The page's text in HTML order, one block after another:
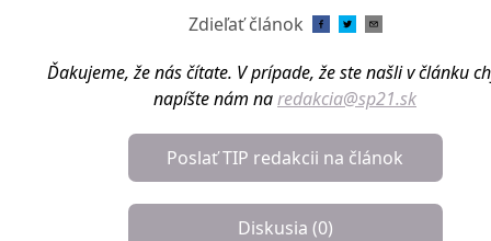
Zdieľať článok
Ďakujeme, že nás čítate. V prípade, že ste našli v článku
napíšte nám naredakcia@sp21.sk
Poslať TIP redakcii na článok
Diskusia (0)